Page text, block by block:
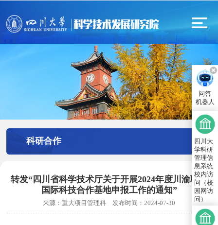
科研合作
转发“四川省科学技术厅关于开展2024年度川渝联合
国际科技合作基地申报工作的通知”
来源： 重大项目管理科 发布时间： 2024-07-30
问答
机器人
四川大
学科研
管理信
息系统
校内访
问（校
园网访
问）